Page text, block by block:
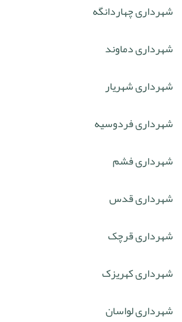
شهرداری چهاردانگه
شهرداری دماوند
شهرداری شهریار
شهرداری فردوسیه
شهرداری فشم
شهرداری قدس
شهرداری قرچک
شهرداری کهریزک
شهرداری لواسان